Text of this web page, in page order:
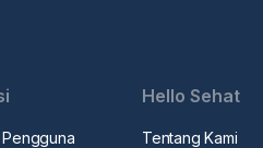
Hello Sehat
Tentang Kami